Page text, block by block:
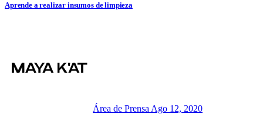
Aprende a realizar insumos de limpieza
Área de Prensa Ago 12, 2020